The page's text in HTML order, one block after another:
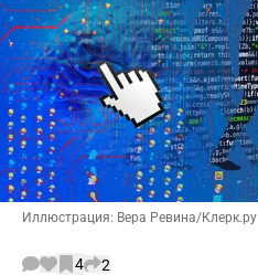
Иллюстрация: Вера Ревина/Клерк.ру
4 2